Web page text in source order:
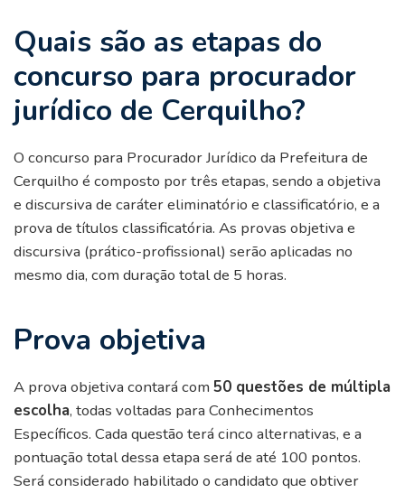
Quais são as etapas do
concurso para procurador
jurídico de Cerquilho?
O concurso para Procurador Jurídico da Prefeitura de
Cerquilho é composto por três etapas, sendo a objetiva
e discursiva de caráter eliminatório e classificatório, e a
prova de títulos classificatória. As provas objetiva e
discursiva (prático-profissional) serão aplicadas no
mesmo dia, com duração total de 5 horas.
Prova objetiva
A prova objetiva contará com 50 questões de múltipla
escolha, todas voltadas para Conhecimentos
Específicos. Cada questão terá cinco alternativas, e a
pontuação total dessa etapa será de até 100 pontos.
Será considerado habilitado o candidato que obtiver